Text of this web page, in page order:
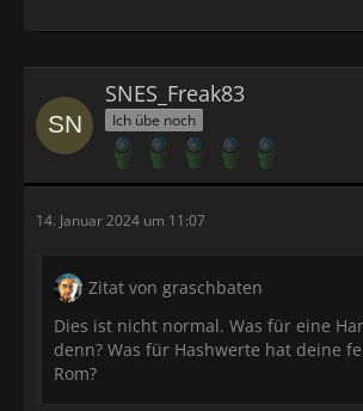
SNES_Freak83
Ich übe noch
14. Januar 2024 um 11:07
Zitat von graschbaten
Dies ist nicht normal. Was für eine
denn? Was für Hashwerte hat deine
Rom?